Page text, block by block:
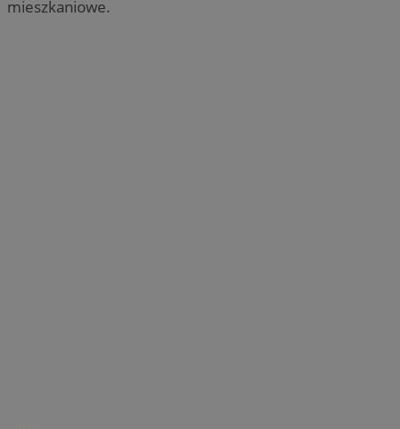
mieszkaniowe.